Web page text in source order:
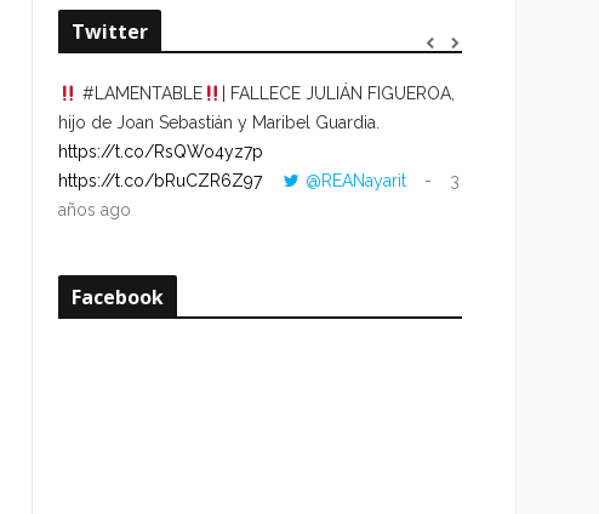
Twitter
#LAMENTABLE
| FALLECE JULIÁN FIGUEROA,
hijo de Joan Sebastián y Maribel Guardia.
https://t.co/RsQWo4yz7p
https://t.co/bRuCZR6Z97
@REANayarit
3
años ago
Facebook